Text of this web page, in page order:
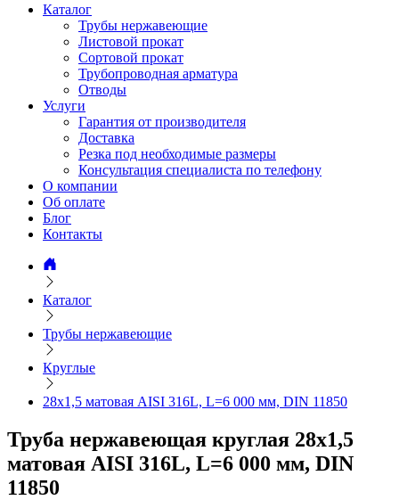
Каталог
Трубы нержавеющие
Листовой прокат
Сортовой прокат
Трубопроводная арматура
Отводы
Услуги
Гарантия от производителя
Доставка
Резка под необходимые размеры
Консультация специалиста по телефону
О компании
Об оплате
Блог
Контакты
Каталог
Трубы нержавеющие
Круглые
28х1,5 матовая AISI 316L, L=6 000 мм, DIN 11850
Труба нержавеющая круглая 28х1,5
матовая AISI 316L, L=6 000 мм, DIN
11850